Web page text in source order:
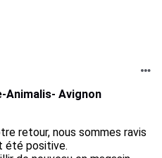
Animalis- Avignon
retour, nous sommes ravis
été positive.